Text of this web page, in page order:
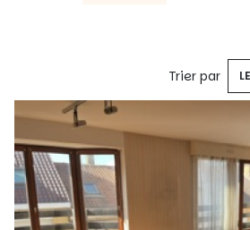
Trier par